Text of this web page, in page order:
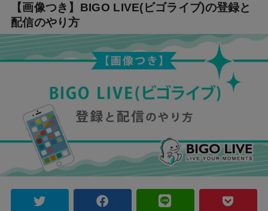
【画像つき】BIGO LIVE(ビゴライブ)の登録と
配信のやり方